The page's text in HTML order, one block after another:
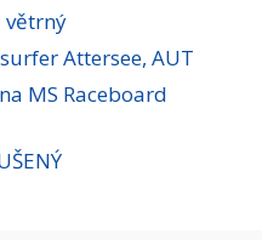
větrný
Attersee, AUT
MS Raceboard